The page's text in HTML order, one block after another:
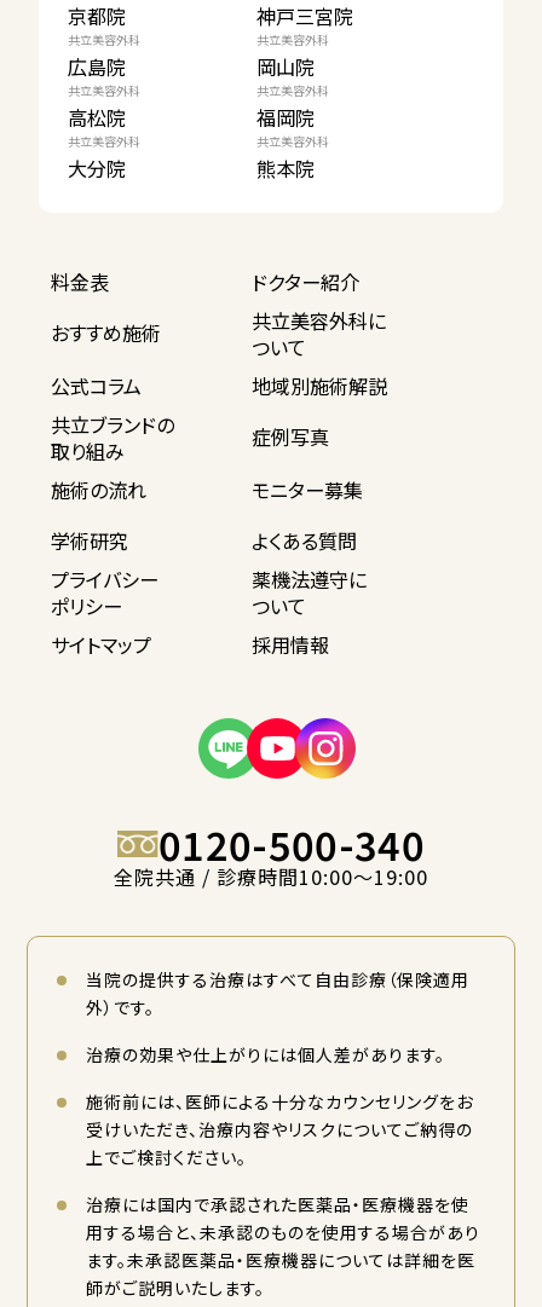
京都院 神戸三宮院
共立美容外科
広島院
共立美容外科
岡山院
共立美容外科
高松院
共立美容外科
福岡院
共立美容外科
大分院
共立美容外科
熊本院
料金表
ドクター紹介
おすすめ施術
共立美容外科に
ついて
公式コラム
地域別施術解説
共立ブランドの
取り組み
症例写真
施術の流れ
モニター募集
学術研究
よくある質問
プライバシー
ポリシー
薬機法遵守に
ついて
サイトマップ
採用情報
0120-500-340
全院共通 / 診療時間10:00〜19:00
当院の提供する治療はすべて自由診療（保険適用
外）です。
治療の効果や仕上がりには個人差があります。
施術前には、医師による十分なカウンセリングをお
受けいただき、治療内容やリスクについてご納得の
上でご検討ください。
治療には国内で承認された医薬品・医療機器を使
用する場合と、未承認のものを使用する場合があり
ます。未承認医薬品・医療機器については詳細を医
師がご説明いたします。